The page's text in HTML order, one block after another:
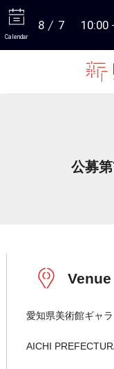
Calendar
8 7 10:00
公募
Venue
愛知県美術館ギャ
AICHI